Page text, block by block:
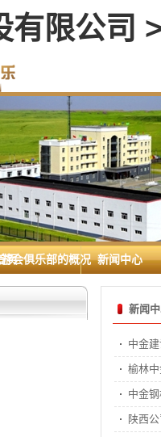
有限公司
页会俱乐部的概况 新闻中心
新闻
中金
榆林
中金
陕西